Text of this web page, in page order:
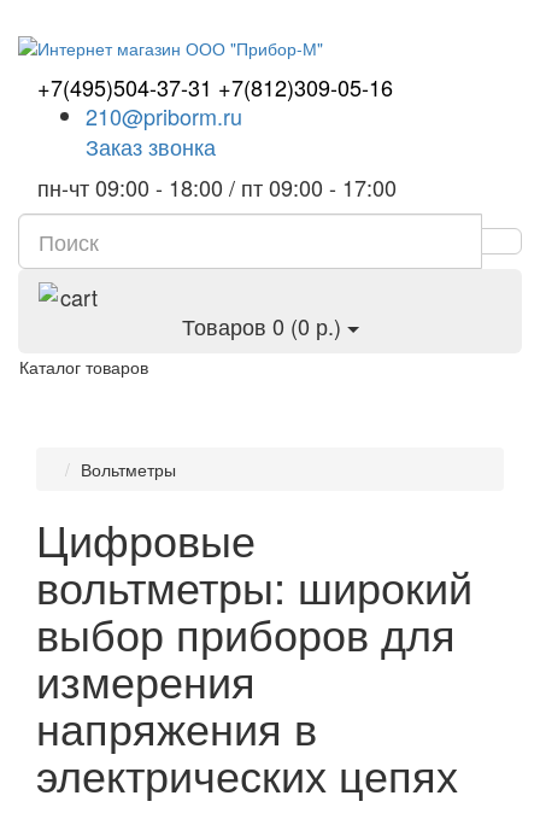
+7(495)504-37-31 +7(812)309-05-16
210@priborm.ru
Заказ звонка
пн-чт 09:00 - 18:00 / пт 09:00 - 17:00
Товаров 0 (0 р.)
Каталог товаров
Вольтметры
Цифровые
вольтметры: широкий
выбор приборов для
измерения
напряжения в
электрических цепях